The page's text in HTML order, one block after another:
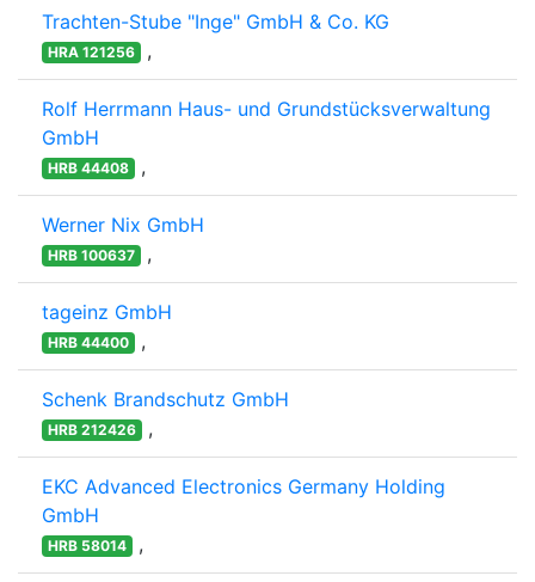
Trachten-Stube "Inge" GmbH & Co. KG
HRA 121256 ,
Rolf Herrmann Haus- und Grundstücksverwaltung
GmbH
HRB 44408 ,
Werner Nix GmbH
HRB 100637 ,
tageinz GmbH
HRB 44400 ,
Schenk Brandschutz GmbH
HRB 212426 ,
EKC Advanced Electronics Germany Holding
GmbH
HRB 58014 ,